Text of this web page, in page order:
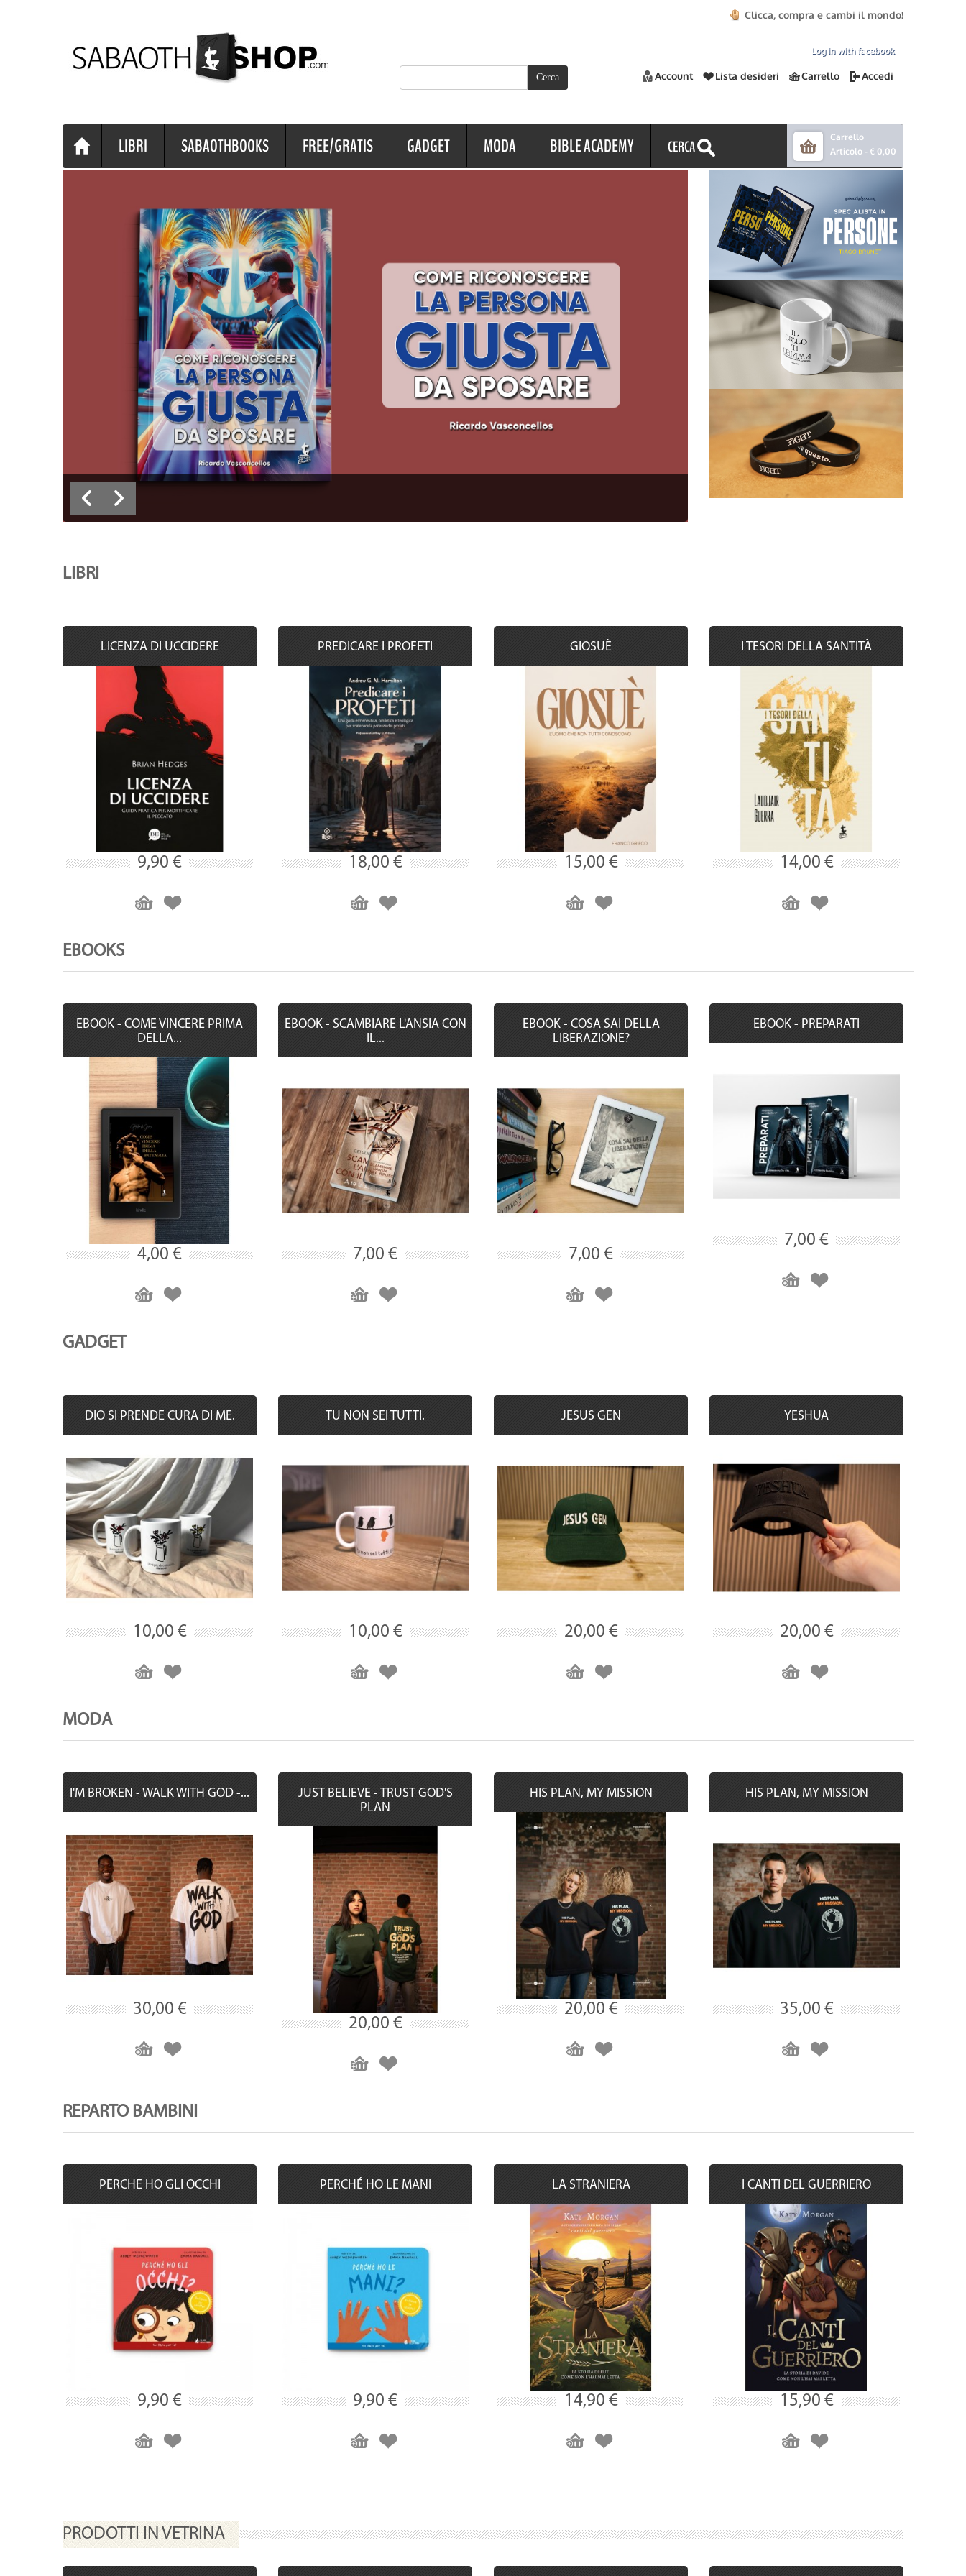
Carrello
Articolo - € 0,00
Clicca, compra e cambi il mondo!
Account Lista desideri Carrello Accedi
Log in with facebook
LIBRI SABAOTHBOOKS FREE/GRATIS GADGET MODA BIBLE ACADEMY CERCA
LIBRI
LICENZA DI UCCIDERE
9,90 €
PREDICARE I PROFETI
18,00 €
GIOSUÈ
15,00 €
I TESORI DELLA SANTITÀ
14,00 €
EBOOKS
EBOOK - COME VINCERE PRIMA
DELLA...
4,00 €
EBOOK - SCAMBIARE L'ANSIA CON
IL...
7,00 €
EBOOK - COSA SAI DELLA
LIBERAZIONE?
7,00 €
EBOOK - PREPARATI
7,00 €
GADGET
DIO SI PRENDE CURA DI ME.
10,00 €
TU NON SEI TUTTI.
10,00 €
JESUS GEN
20,00 €
YESHUA
20,00 €
MODA
I'M BROKEN - WALK WITH GOD -...
30,00 €
JUST BELIEVE - TRUST GOD'S
PLAN
20,00 €
HIS PLAN, MY MISSION
20,00 €
HIS PLAN, MY MISSION
35,00 €
REPARTO BAMBINI
PERCHE HO GLI OCCHI
9,90 €
PERCHÉ HO LE MANI
9,90 €
LA STRANIERA
14,90 €
I CANTI DEL GUERRIERO
15,90 €
PRODOTTI IN VETRINA